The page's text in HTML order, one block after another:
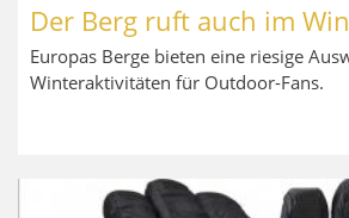
Der Berg ruft auch im
Europas Berge bieten eine riesige
Winteraktivitäten für Outdoor-Fans.